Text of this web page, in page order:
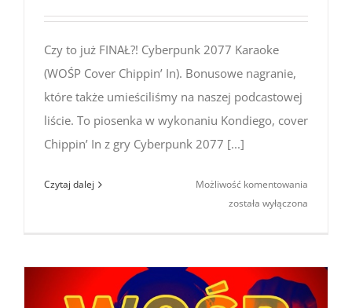
Czy to już FINAŁ?! Cyberpunk 2077 Karaoke
(WOŚP Cover Chippin’ In). Bonusowe nagranie,
które także umieściliśmy na naszej podcastowej
liście. To piosenka w wykonaniu Kondiego, cover
Chippin’ In z gry Cyberpunk 2077 [...]
Czytaj dalej Możliwość komentowania
Cover
została wyłączona